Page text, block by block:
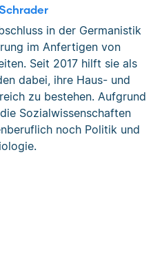
in der Germanistik
im Anfertigen von
Seit 2017 hilft sie als
dabei, ihre Haus- und
zu bestehen. Aufgrund
Sozialwissenschaften
noch Politik und